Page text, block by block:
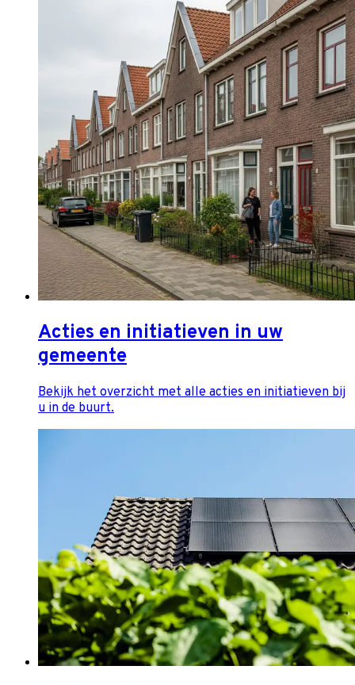
Acties en initiatieven in uw
gemeente
Bekijk het overzicht met alle acties en initiatieven bij
u in de buurt.